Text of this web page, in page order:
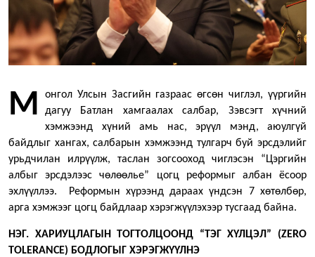
Монгол Улсын Засгийн газраас өгсөн чиглэл, үүргийн
дагуу Батлан хамгаалах салбар, Зэвсэгт хүчний
хэмжээнд хүний амь нас, эрүүл мэнд, аюулгүй
байдлыг хангах, салбарын хэмжээнд тулгарч буй эрсдэлийг
урьдчилан илрүүлж, таслан зогсооход чиглэсэн “Цэргийн
албыг эрсдэлээс чөлөөлье” цогц реформыг албан ёсоор
эхлүүллээ. Реформын хүрээнд дараах үндсэн 7 хөтөлбөр,
арга хэмжээг цогц байдлаар хэрэгжүүлэхээр тусгаад байна.
НЭГ. ХАРИУЦЛАГЫН ТОГТОЛЦООНД “ТЭГ ХҮЛЦЭЛ” (ZERO
TOLERANCE) БОДЛОГЫГ ХЭРЭГЖҮҮЛНЭ